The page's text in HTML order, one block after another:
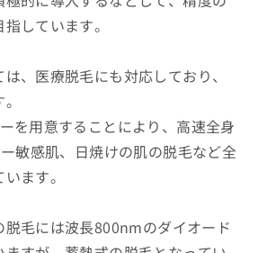
しています。
、医療脱毛にも対応しており、
を用意することにより、高速全身
敏感肌、日焼けの肌の脱毛など全
ます。
脱毛には波長800nmのダイオード